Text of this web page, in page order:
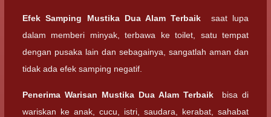
Efek Samping Mustika Dua Alam Terbaik saat lupa
dalam memberi minyak, terbawa ke toilet, satu tempat
dengan pusaka lain dan sebagainya, sangatlah aman dan
tidak ada efek samping negatif.
Penerima Warisan Mustika Dua Alam Terbaik bisa di
wariskan ke anak, cucu, istri, saudara, kerabat, sahabat